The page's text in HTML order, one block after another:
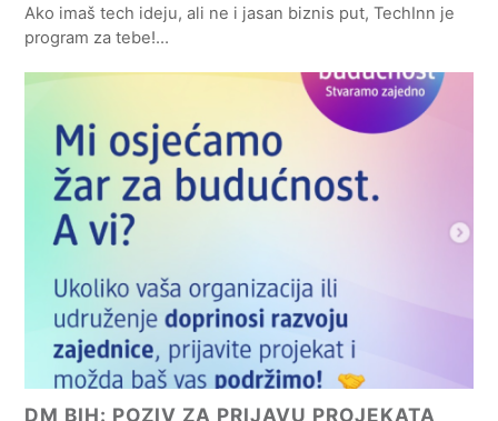
Ako imaš tech ideju, ali ne i jasan biznis put, TechInn je
program za tebe!…
DM BIH: POZIV ZA PRIJAVU PROJEKATA